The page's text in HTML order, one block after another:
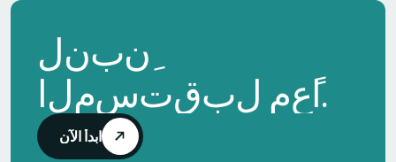
لنبن
المستقبل معا.
ابدأ الآن